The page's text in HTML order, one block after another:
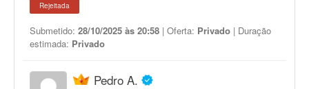
Rejeitada
Submetido: 28/10/2025 às 20:58 | Oferta: Privado | Duração
estimada: Privado
Pedro A.